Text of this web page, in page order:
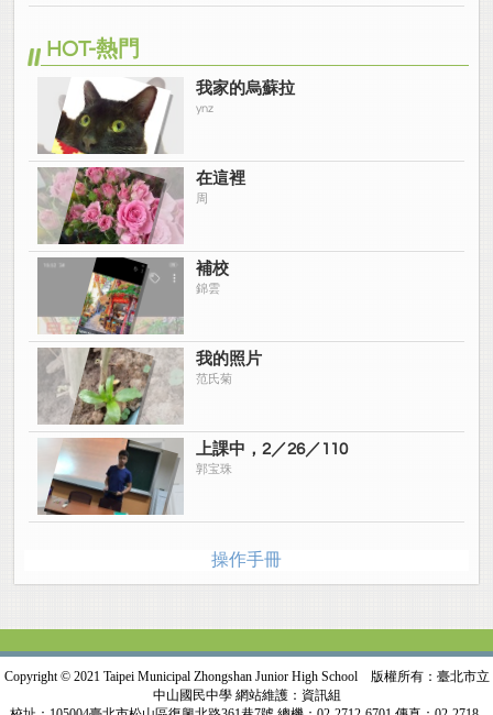
HOT-熱門
我家的烏蘇拉
ynz
在這裡
周
補校
錦雲
我的照片
范氏菊
上課中，2／26／110
郭宝珠
操作手冊
Copyright © 2021 Taipei Municipal Zhongshan Junior High School 版權所有：臺北市立
中山國民中學 網站維護：資訊組